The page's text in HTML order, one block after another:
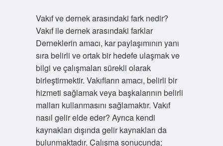
Vakıf ve dernek arasındaki fark nedir?
Vakıf ile dernek arasındaki farklar
Derneklerin amacı, kar paylaşımının yanı
sıra belirli ve ortak bir hedefe ulaşmak ve
bilgi ve çalışmaları sürekli olarak
birleştirmektir. Vakıfların amacı, belirli bir
hizmeti sağlamak veya başkalarının belirli
malları kullanmasını sağlamaktır. Vakıf
nasıl gelir elde eder? Ayrıca kendi
kaynakları dışında gelir kaynakları da
bulunmaktadır. Çalışma sonucunda;